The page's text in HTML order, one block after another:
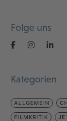
Folge uns
Kategorien
ALLGEMEIN
FILMKRITIK